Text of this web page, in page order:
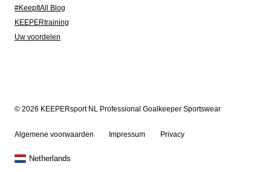
#KeepItAll Blog
KEEPERtraining
Uw voordelen
© 2026 KEEPERsport NL Professional Goalkeeper Sportswear
Algemene voorwaarden Impressum Privacy
Netherlands